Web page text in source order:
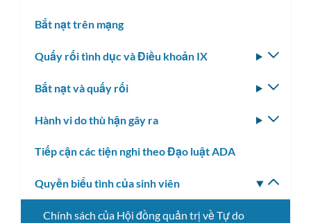
Bắt nạt trên mạng
Quấy rối tình dục và Điều khoản IX
Bắt nạt và quấy rối
Hành vi do thù hận gây ra
Tiếp cận các tiện nghi theo Đạo luật ADA
Quyền biểu tình của sinh viên
menu
Chính sách của Hội đồng quản trị về Tự do